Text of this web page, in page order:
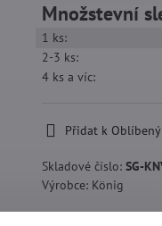
Množstevní
1 ks:
2-3 ks:
4ks a víc:
Přidat k
Skladové číslo: SG-
Výrobce: König